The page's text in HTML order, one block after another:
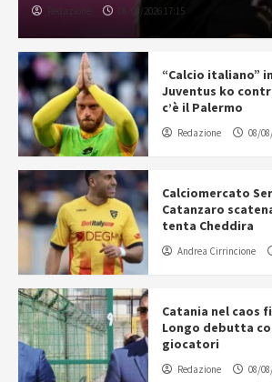
08/08/2026 17:15
“Calcio italiano”
Juventus ko
c’è il Palermo
Redazione 08/
Calciomercato
Catanzaro
tenta Cheddira
Andrea Cirrincione
Catania nel caos
Longo debutta
giocatori
Redazione 08/